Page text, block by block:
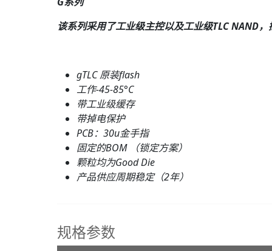
该系列采用了工业级主控以及工业级TLC NAND
gTLC 原装flash
工作-45-85°C
带工业级缓存
带掉电保护
PCB： 30u金手指
固定的BOM （锁定方案）
颗粒均为Good Die
产品供应周期稳定（2年）
规格参数